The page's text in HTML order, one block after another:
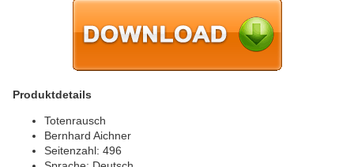
Produktdetails
Totenrausch
Bernhard Aichner
Seitenzahl: 496